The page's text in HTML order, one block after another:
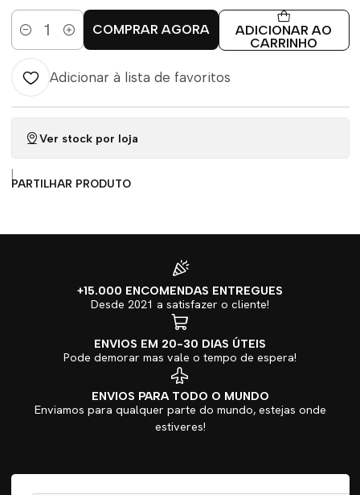
Quantidade
ADICIONAR AO
CARRINHO
COMPRAR AGORA
Adicionar à lista de favoritos
Ver stock por loja
|
PARTILHAR PRODUTO
+15.000 ENCOMENDAS ENTREGUES
Desde 2021 a satisfazer o cliente!
ENVIOS EM 20-30 DIAS ÚTEIS
Pode demorar mas vale o tempo de espera!
ENVIOS PARA TODO O MUNDO
Enviamos para qualquer parte do mundo, estejas onde
estiveres!